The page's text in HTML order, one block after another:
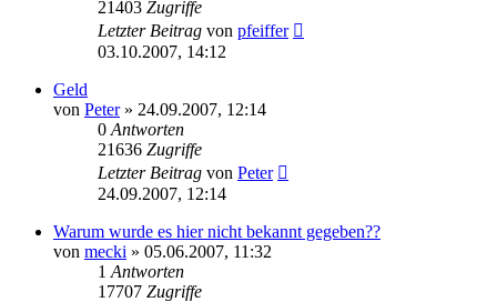
21403 Zugriffe
Letzter Beitrag von pfeiffer
03.10.2007, 14:12
Geld
von Peter» 24.09.2007, 12:14
0 Antworten
21636 Zugriffe
Letzter Beitrag von Peter
24.09.2007, 12:14
Warum wurde es hier nicht bekannt gegeben??
von mecki » 05.06.2007, 11:32
1 Antworten
17707 Zugriffe